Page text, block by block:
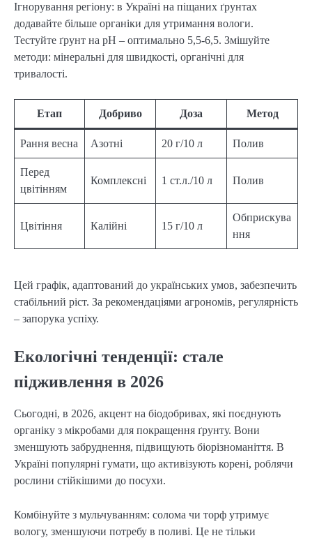
Ігнорування регіону: в Україні на піщаних ґрунтах
додавайте більше органіки для утримання вологи.
Тестуйте ґрунт на pH – оптимально 5,5-6,5. Змішуйте
методи: мінеральні для швидкості, органічні для
тривалості.
Етап Добриво Доза Метод
Рання весна Азотні 20 г/10 л Полив
Перед
цвітінням
Комплексні 1 ст.л./10 л Полив
Цвітіння Калійні 15 г/10 л
Обприскува
ння
Цей графік, адаптований до українських умов, забезпечить
стабільний ріст. За рекомендаціями агрономів, регулярність
– запорука успіху.
Екологічні тенденції: стале
підживлення в 2026
Сьогодні, в 2026, акцент на біодобривах, які поєднують
органіку з мікробами для покращення ґрунту. Вони
зменшують забруднення, підвищують біорізноманіття. В
Україні популярні гумати, що активізують корені, роблячи
рослини стійкішими до посухи.
Комбінуйте з мульчуванням: солома чи торф утримує
вологу, зменшуючи потребу в поливі. Це не тільки